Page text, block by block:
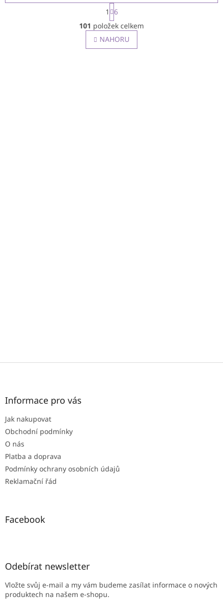
O
v
l
á
S
t
r
á
n
k
1
6
101 položek celkem
NAHORU
Z
Informace pro vás
Jak nakupovat
Obchodní podmínky
O nás
Platba a doprava
Podmínky ochrany osobních údajů
Reklamační řád
Facebook
Odebírat newsletter
Vložte svůj e-mail a my vám budeme zasílat informace o nových
produktech na našem e-shopu.